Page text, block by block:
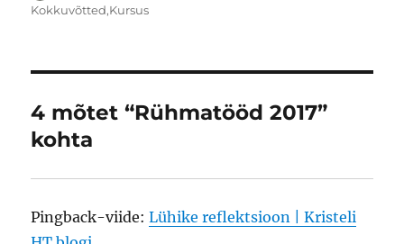
Kokkuvõtted,Kursus
4 mõtet “Rühmatööd 2017”
kohta
Pingback-viide:Lühike reflektsioon | Kristeli